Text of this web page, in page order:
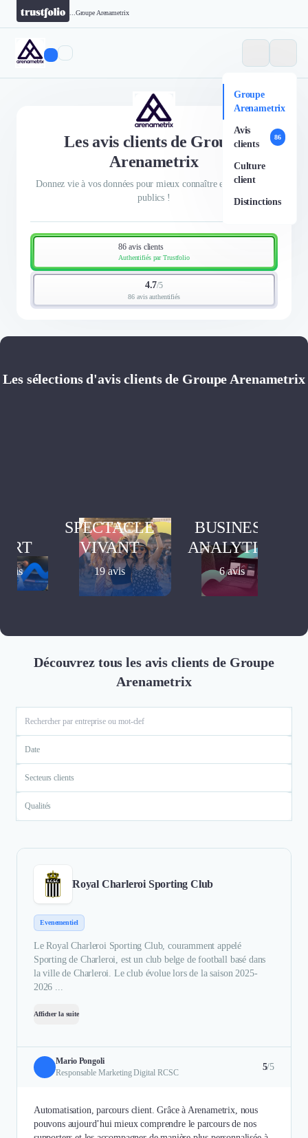
Groupe Arenametrix
Groupe
Arenametrix
Avis
clients
86
Culture
client
Distinctions
Les avis clients de Groupe
Arenametrix
Donnez vie à vos données pour mieux connaître et toucher vos
publics !
86 avis clients
Authentifiés par Trustfolio
4.7/5
86 avis authentifiés
Les sélections d'avis clients de Groupe Arenametrix
avis
SPECTACLE
VIVANT
19 avis
BUSINESS
ANALYTICS
6 avis
Découvrez tous les avis clients de Groupe
Arenametrix
Date
Secteurs clients
Qualités
Royal Charleroi Sporting Club
Evenementiel
Le Royal Charleroi Sporting Club, couramment appelé
Sporting de Charleroi, est un club belge de football basé dans
la ville de Charleroi. Le club évolue lors de la saison 2025-
2026 ...
Afficher la suite
Mario Pongoli
Responsable Marketing Digital RCSC
5/5
Automatisation, parcours client. Grâce à Arenametrix, nous
pouvons aujourd’hui mieux comprendre le parcours de nos